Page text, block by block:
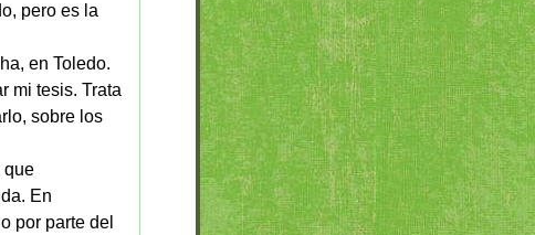
pero es la
en Toledo.
mi tesis. Trata
sobre los
que
En
por parte del